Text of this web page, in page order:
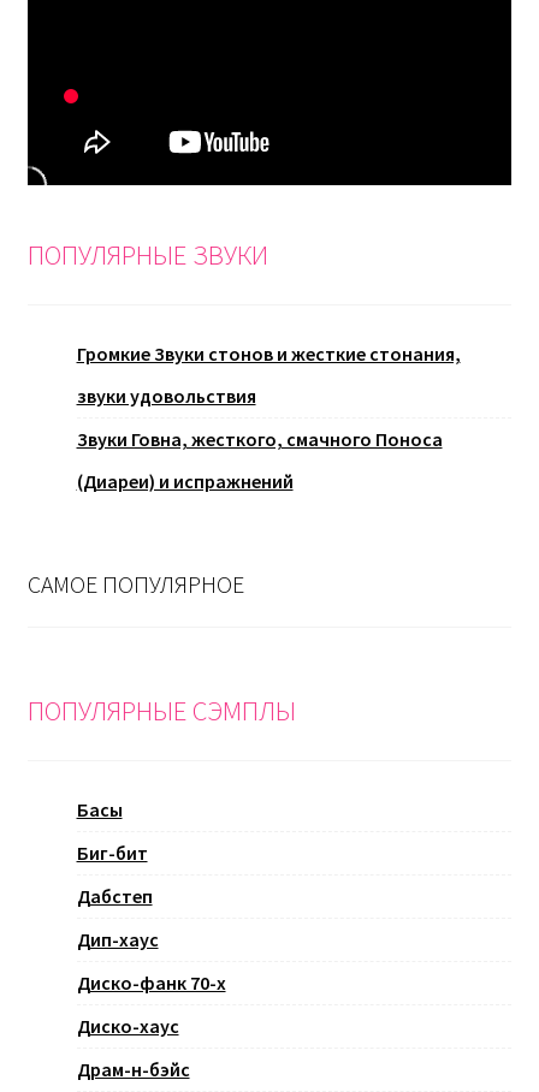
ПОПУЛЯРНЫЕ ЗВУКИ
Громкие Звуки стонов и жесткие стонания,
звуки удовольствия
Звуки Говна, жесткого, смачного Поноса
(Диареи) и испражнений
САМОЕ ПОПУЛЯРНОЕ
ПОПУЛЯРНЫЕ СЭМПЛЫ
Басы
Биг-бит
Дабстеп
Дип-хаус
Диско-фанк 70-х
Диско-хаус
Драм-н-бэйс